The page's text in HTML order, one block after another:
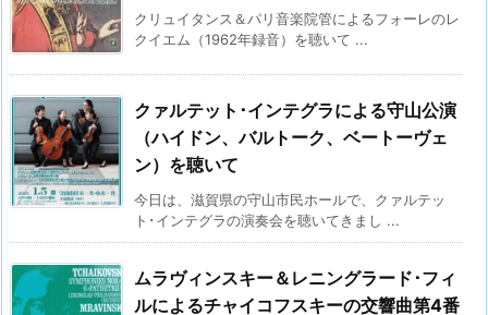
クリュイタンス＆パリ音楽院管によるフォーレのレ
クイエム（1962年録音）を聴いて ...
クァルテット･インテグラによる守山公演
（ハイドン、バルトーク、ベートーヴェ
ン）を聴いて
今日は、滋賀県の守山市民ホールで、クァルテッ
ト･インテグラの演奏会を聴いてきまし ...
ムラヴィンスキー＆レニングラード･フィ
ルによるチャイコフスキーの交響曲第4番